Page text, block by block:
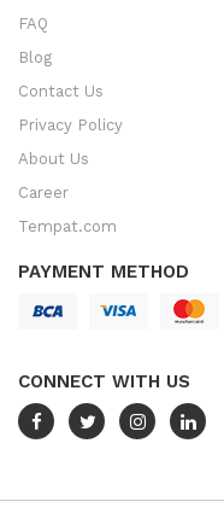
FAQ
Blog
Contact Us
Privacy Policy
About Us
Career
Tempat.com
PAYMENT METHOD
CONNECT WITH US